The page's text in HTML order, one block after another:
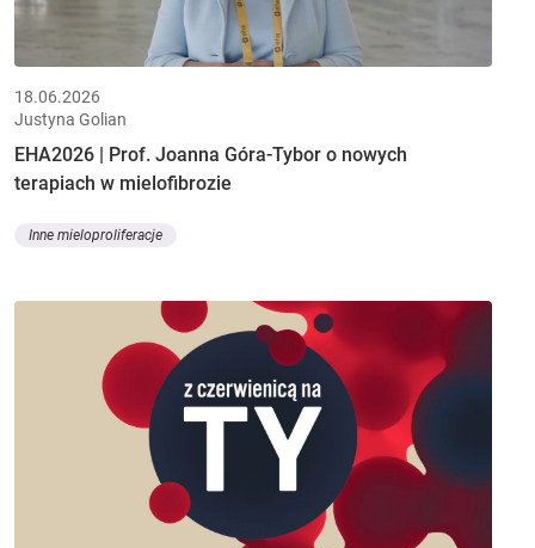
18.06.2026
Justyna Golian
EHA2026 | Prof. Joanna Góra-Tybor o nowych
terapiach w mielofibrozie
Inne mieloproliferacje